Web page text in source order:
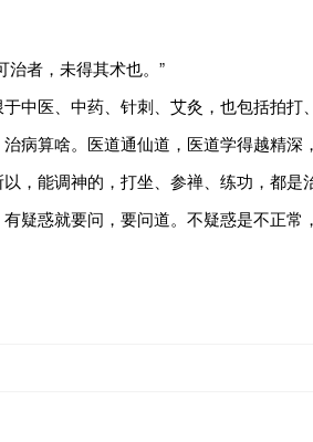
治者，未得其术也。”
医、中药、针刺、艾灸，也包括拍打
算啥。医道通仙道，医道学得越精深
，能调神的，打坐、参禅、练功，都是
疑惑就要问，要问道。不疑惑是不正常